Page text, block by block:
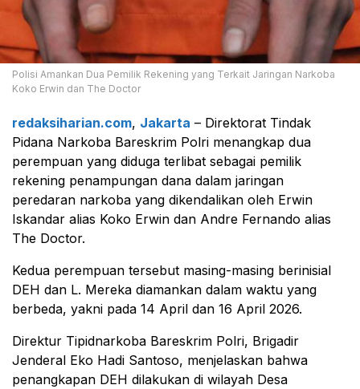
Polisi Amankan Dua Pemilik Rekening yang Terkait Jaringan Narkoba
Koko Erwin dan The Doctor
redaksiharian.com, Jakarta – Direktorat Tindak
Pidana Narkoba Bareskrim Polri menangkap dua
perempuan yang diduga terlibat sebagai pemilik
rekening penampungan dana dalam jaringan
peredaran narkoba yang dikendalikan oleh Erwin
Iskandar alias Koko Erwin dan Andre Fernando alias
The Doctor.
Kedua perempuan tersebut masing-masing berinisial
DEH dan L. Mereka diamankan dalam waktu yang
berbeda, yakni pada 14 April dan 16 April 2026.
Direktur Tipidnarkoba Bareskrim Polri, Brigadir
Jenderal Eko Hadi Santoso, menjelaskan bahwa
penangkapan DEH dilakukan di wilayah Desa